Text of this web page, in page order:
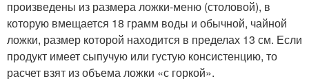
произведены из размера ложки-меню (столовой), в
которую вмещается 18 грамм воды и обычной, чайной
ложки, размер которой находится в пределах 13 см. Если
продукт имеет сыпучую или густую консистенцию, то
расчет взят из объема ложки «с горкой».